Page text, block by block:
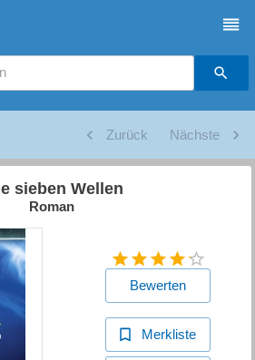
Zurück Nächste
sieben Wellen
Roman
Bewerten
Merkliste